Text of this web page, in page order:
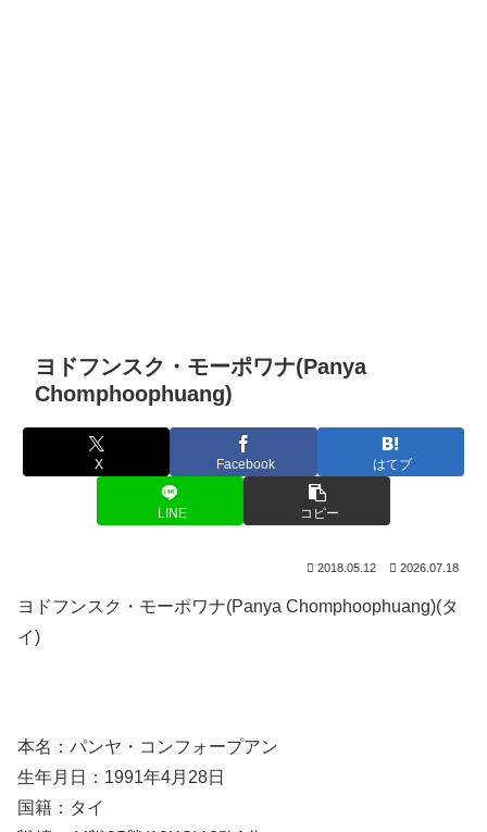
ヨドフンスク・モーポワナ(Panya
Chomphoophuang)
X Facebook はてブ
LINE コピー
2018.05.12 2026.07.18
ヨドフンスク・モーポワナ(Panya Chomphoophuang)(タ
イ)
本名：パンヤ・コンフォープアン
生年月日：1991年4月28日
国籍：タイ